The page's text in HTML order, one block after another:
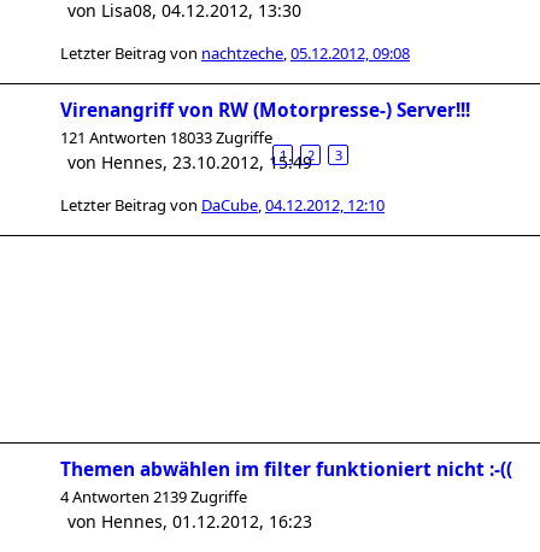
von Lisa08, 04.12.2012, 13:30
Letzter Beitrag von nachtzeche,05.12.2012, 09:08
Virenangriff von RW (Motorpresse-) Server!!!
121 Antworten 18033 Zugriffe
1 2 3
von Hennes, 23.10.2012, 15:49
Letzter Beitrag von DaCube,04.12.2012, 12:10
Themen abwählen im filter funktioniert nicht :-((
4 Antworten 2139 Zugriffe
von Hennes, 01.12.2012, 16:23